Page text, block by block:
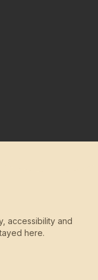
accessibility and
here.